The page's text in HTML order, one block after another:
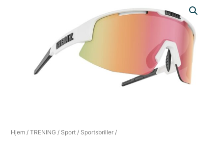
Hjem /TRENING / Sport / Sportsbriller /